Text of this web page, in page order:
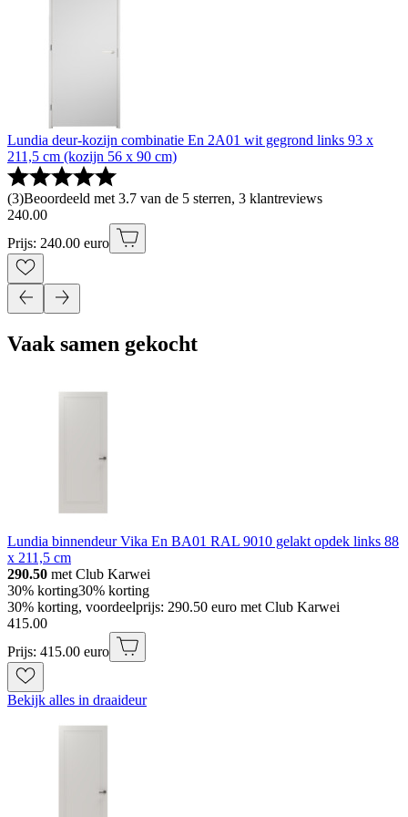
Lundia deur-kozijn combinatie En 2A01 wit gegrond links 93 x
211,5 cm (kozijn 56 x 90 cm)
(3)Beoordeeld met 3.7 van de 5 sterren, 3 klantreviews
240.00
Prijs: 240.00 euro
Vaak samen gekocht
Lundia binnendeur Vika En BA01 RAL 9010 gelakt opdek links 88
x 211,5 cm
290.50 met Club Karwei
30% korting30% korting
30% korting, voordeelprijs: 290.50 euro met Club Karwei
415.00
Prijs: 415.00 euro
Bekijk alles in draaideur